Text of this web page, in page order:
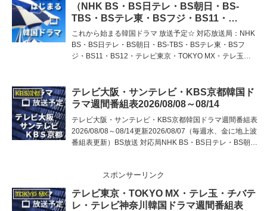
（NHK BS・BS日テレ・BS朝日・BS-
TBS・BSテレ東・BSフジ・BS11・
BS12・テレビ東京・TOKYO MX・テレ
玉・チバテレ・テレビ神奈川・テレビ大
阪・サンテレビ・KBS京都・テレビ愛知・
これから始まる韓国ドラマ 放送予定☆ 対応放送局：NHK
BS・BS日テレ・BS朝日・BS-TBS・BSテレ東・BSフ
ジ・BS11・BS12・テレビ東京・TOKYO MX・テレ玉・
KBS京都
テレビ大阪・サンテレビ・KBS京都韓国ド
ラマ週間番組表2026/08/08～08/14
テレビ大阪・サンテレビ・KBS京都韓国ドラマ週間番組表
2026/08/08～08/14更新2026/08/07（毎週水、金に地上波
番組表更新）BS放送 対応局NHK BS・BS日テレ・BS朝
スポンサーリンク
TOKYO MX
テレビ東京・TOKYO MX・テレ玉・チバテ
レ・テレビ神奈川韓国ドラマ週間番組表